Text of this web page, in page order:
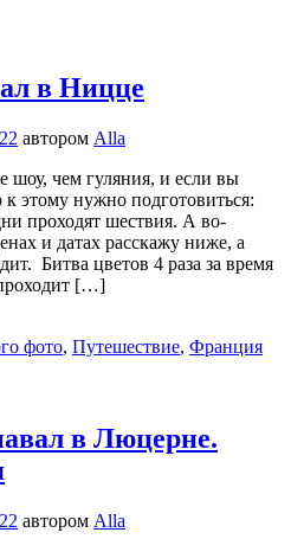
в Ницце
автором Alla
чем гуляния, и если вы
к этому нужно подготовиться:
проходят шествия. А во-
и датах расскажу ниже, а
Битва цветов 4 раза за время
[…]
фото, Путешествие, Франция
в Люцерне.
автором Alla